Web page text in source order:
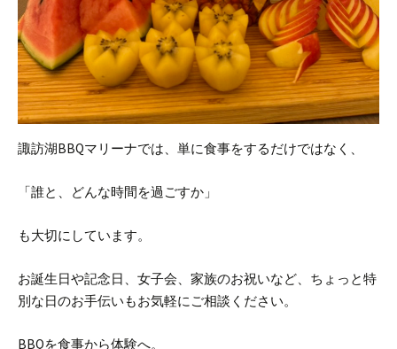
諏訪湖BBQマリーナでは、単に食事をするだけではなく、
「誰と、どんな時間を過ごすか」
も大切にしています。
お誕生日や記念日、女子会、家族のお祝いなど、ちょっと特
別な日のお手伝いもお気軽にご相談ください。
BBQを食事から体験へ。